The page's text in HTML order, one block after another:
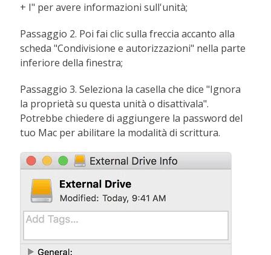
+ I" per avere informazioni sull'unità;
Passaggio 2. Poi fai clic sulla freccia accanto alla
scheda "Condivisione e autorizzazioni" nella parte
inferiore della finestra;
Passaggio 3. Seleziona la casella che dice "Ignora
la proprietà su questa unità o disattivala".
Potrebbe chiedere di aggiungere la password del
tuo Mac per abilitare la modalità di scrittura.